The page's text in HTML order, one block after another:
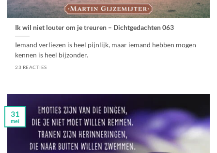
Ik wil niet louter om je treuren – Dichtgedachten 063
Iemand verliezen is heel pijnlijk, maar iemand hebben mogen
kennen is heel bijzonder.
23 REACTIES
31
mei